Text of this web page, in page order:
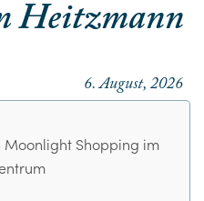
Heitzmann
6. August, 2026
Shopping im